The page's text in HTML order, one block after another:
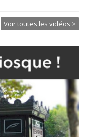
Voir toutes les vidéos >